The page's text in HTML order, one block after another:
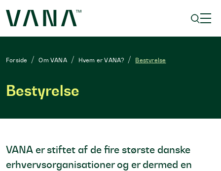
Forside Om VANA Hvem er VANA? Bestyrelse
Bestyrelse
VANA er stiftet af de fire største danske
erhvervsorganisationer og er dermed en